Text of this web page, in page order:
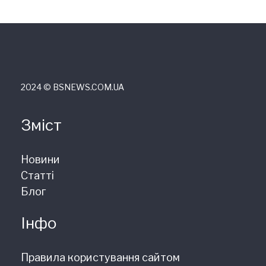
2024 © ВSNEWS.COM.UA
Зміст
Новини
Статті
Блог
Інфо
Правила користування сайтом